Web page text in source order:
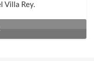
Villa Rey.